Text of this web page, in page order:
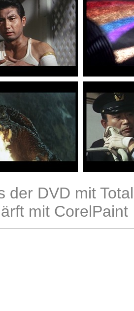
der DVD mit
mit CorelPaint